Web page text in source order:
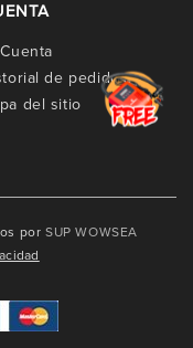
de pedidos
del sitio
porSUP WOWSEA